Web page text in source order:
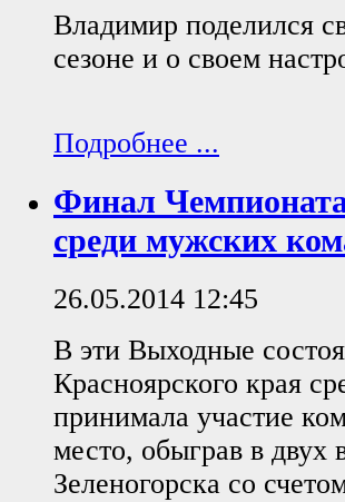
Владимир поделился
сезоне и о своем
Подробнее ...
Финал
среди мужских
26.05.2014 12:45
В эти Выходные
Красноярского края
принимала участие
место, обыграв в двух
Зеленогорска со